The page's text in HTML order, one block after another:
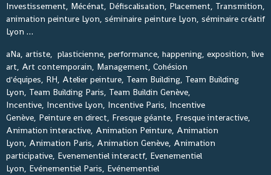
Investissement, Mécénat, Défiscalisation, Placement, Transmition,
animation peinture Lyon, séminaire peinture Lyon, séminaire créatif
Lyon …
aNa, artiste, plasticienne, performance, happening, exposition, live
art, Art contemporain, Management, Cohésion
d'équipes, RH, Atelier peinture, Team Building, Team Building
Lyon, Team Building Paris, Team Buildin Genève,
Incentive, Incentive Lyon, Incentive Paris, Incentive
Genève, Peinture en direct, Fresque géante, Fresque interactive,
Animation interactive, Animation Peinture, Animation
Lyon, Animation Paris, Animation Genève, Animation
participative, Evenementiel interactf, Evenementiel
Lyon, Evénementiel Paris, Evénementiel